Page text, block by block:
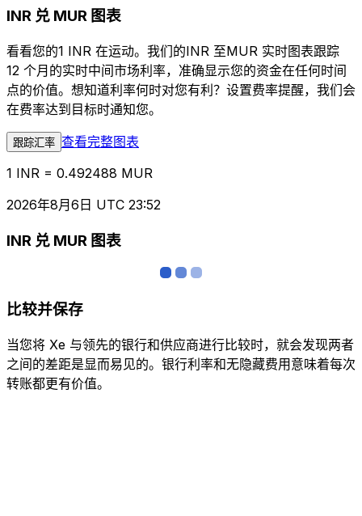
INR 兑 MUR 图表
看看您的1 INR 在运动。我们的INR 至MUR 实时图表跟踪
12 个月的实时中间市场利率，准确显示您的资金在任何时间
点的价值。想知道利率何时对您有利？设置费率提醒，我们会
在费率达到目标时通知您。
跟踪汇率 查看完整图表
1 INR = 0.492488 MUR
2026年8月6日 UTC 23:52
INR 兑 MUR 图表
比较并保存
当您将 Xe 与领先的银行和供应商进行比较时，就会发现两者
之间的差距是显而易见的。银行利率和无隐藏费用意味着每次
转账都更有价值。